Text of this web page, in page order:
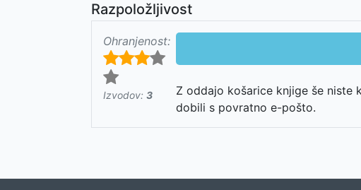
Razpoložljivost
Ohranjenost:
Izvodov: 3
Z oddajo košarice knjige še niste
dobili s povratno e-pošto.